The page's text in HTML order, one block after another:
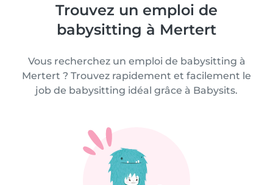
Trouvez un emploi de
babysitting à Mertert
Vous recherchez un emploi de babysitting à
Mertert ? Trouvez rapidement et facilement le
job de babysitting idéal grâce à Babysits.